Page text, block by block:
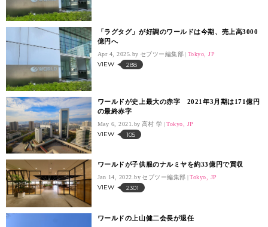
「ラグタグ」が好調のワールドは今期、売上高3000
億円へ
Apr 4, 2025. セブツー編集部 Tokyo, JP
VIEW 288
ワールドが史上最大の赤字 2021年3月期は171億円
の最終赤字
May 6, 2021. 高村 学 Tokyo, JP
VIEW 105
ワールドが子供服のナルミヤを約33億円で買収
Jan 14, 2022. セブツー編集部 Tokyo, JP
VIEW 2301
ワールドの上山健二会長が退任